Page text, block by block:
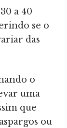
a 40
se o
das
o
uma
que
ou